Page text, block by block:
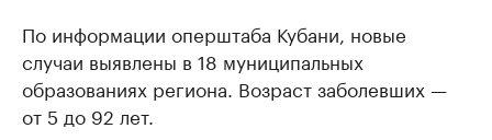
По информации оперштаба Кубани, новые
случаи выявлены в 18 муниципальных
образованиях региона. Возраст заболевших —
от 5 до 92 лет.